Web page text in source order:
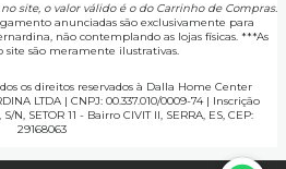
site, o valor válido é o do Carrinho de Compras.
anunciadas são exclusivamente para
não contemplando as lojas físicas. ***As
site são meramente ilustrativas.
os direitos reservados à Dalla Home Center
LTDA | CNPJ: 00.337.010/0009-74 | Inscrição
N, SETOR 11 - Bairro CIVIT II, SERRA, ES, CEP:
29168063